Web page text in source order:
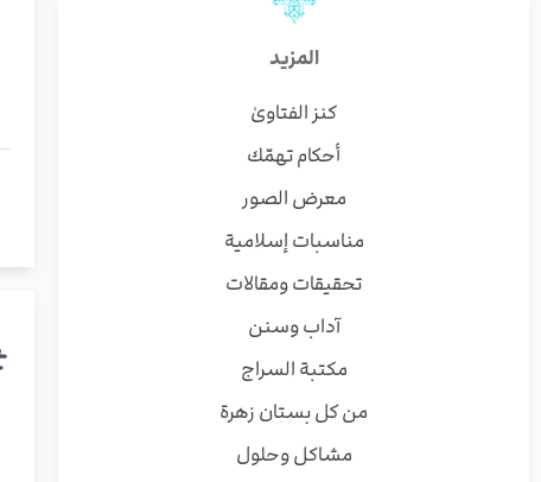
المزيد
كنز الفتاوىٰ
أحكام تهمّك
معرض الصور
مناسبات إسلامية
تحقيقات ومقالات
آداب وسنن
مكتبة السراج
من كل بستان زهرة
مشاكل وحلول